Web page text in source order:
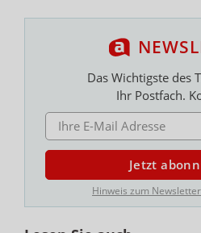
Das Wichtigste des
Ihr Postfach.
E-MAIL ADRESSE
Jetzt
Hinweis zum